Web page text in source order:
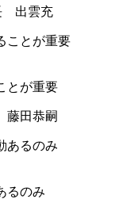
出雲充
とが重要
田恭嗣
るのみ